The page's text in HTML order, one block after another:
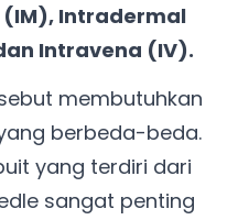
Intradermal
Intravena (IV).
membutuhkan
berbeda-beda.
yang terdiri dari
sangat penting